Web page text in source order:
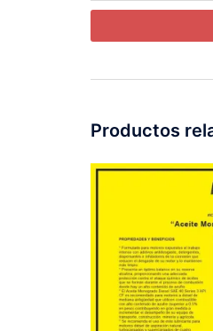
Productos